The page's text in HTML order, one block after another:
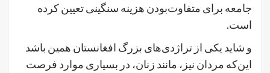
جامعه برای متفاوت‌بودن هزینه سنگینی تعیین کرده
است.
و شاید یکی از تراژدی‌های بزرگ افغانستان همین باشد
این‌که مردان نیز، مانند زنان، در بسیاری موارد فرصت